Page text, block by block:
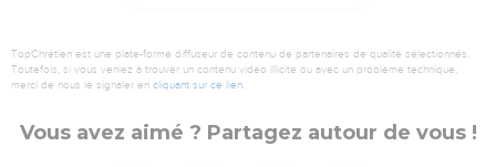
TopChrétien est une plate-forme diffuseur de contenu de partenaires de qualité sélectionnés.
Toutefois, si vous veniez à trouver un contenu vidéo illicite ou avec un problème technique,
merci de nous le signaler en cliquant sur ce lien.
Vous avez aimé ? Partagez autour de vous !